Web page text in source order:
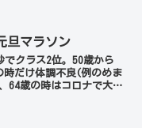
旦マラソン
でクラス2位。50歳から
時だけ体調不良(例のめま
64歳の時はコロナで大